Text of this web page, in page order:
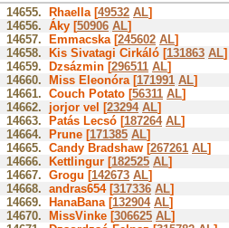
14655. Rhaella [49532 AL]
14656. Áky [50906 AL]
14657.
Emmacska [245602 AL]
14658.
Kis Sivatagi Cirkáló [131863 AL]
14659.
Dzsázmin [296511 AL]
14660.
Miss Eleonóra [171991 AL]
14661. Couch Potato [56311 AL]
14662. jorjor vel [23294 AL]
14663.
Patás Lecsó [187264 AL]
14664.
Prune [171385 AL]
14665. Candy Bradshaw [267261 AL]
14666.
Kettlingur [182525 AL]
14667. Grogu [142673 AL]
14668. andras654 [317336 AL]
14669.
HanaBana [132904 AL]
14670.
MissVinke [306625 AL]